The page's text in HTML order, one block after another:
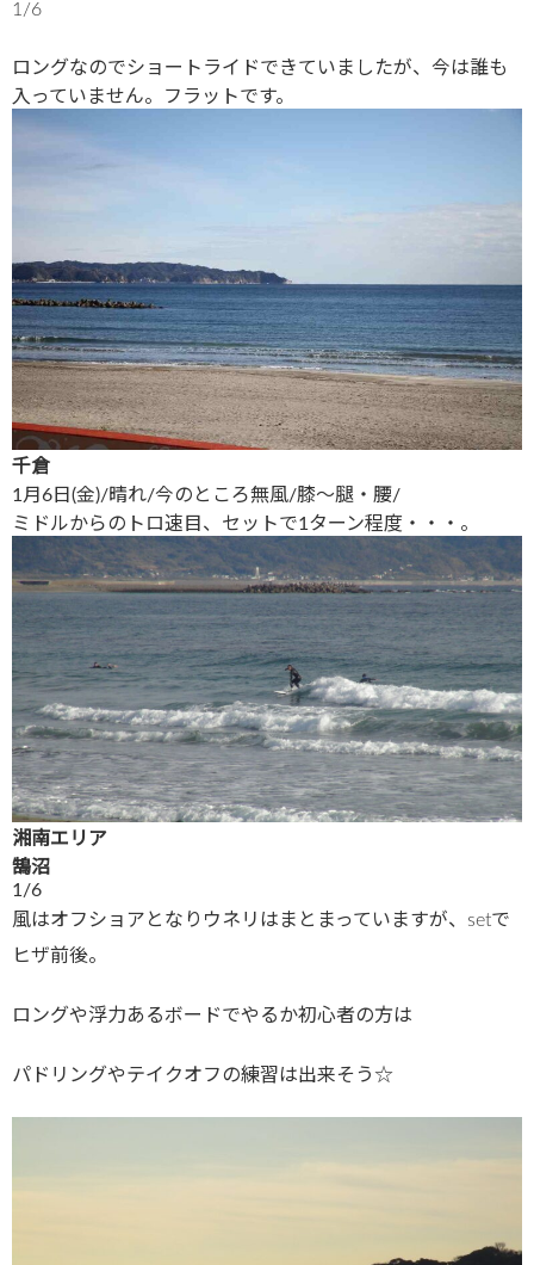
1/6
ロングなのでショートライドできていましたが、今は誰も
入っていません。フラットです。
千倉
1月6日(金)/晴れ/今のところ無風/膝〜腿・腰/
ミドルからのトロ速目、セットで1ターン程度・・・。
湘南エリア
鵠沼
1/6
風はオフショアとなりウネリはまとまっていますが、setで
ヒザ前後。
ロングや浮力あるボードでやるか初心者の方は
パドリングやテイクオフの練習は出来そう☆